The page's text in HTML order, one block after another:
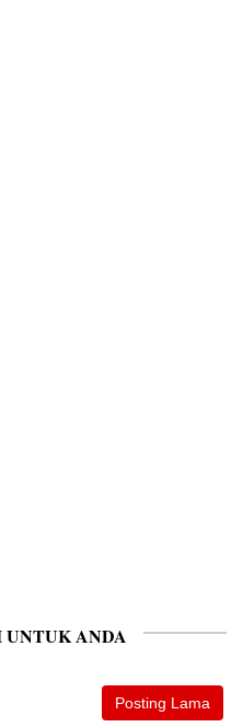
UNTUK ANDA
Posting Lama